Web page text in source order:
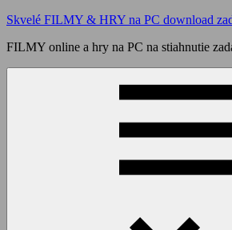
Skip
content
Skvelé FILMY & HRY na PC download
FILMY online a hry na PC na stiahnutie